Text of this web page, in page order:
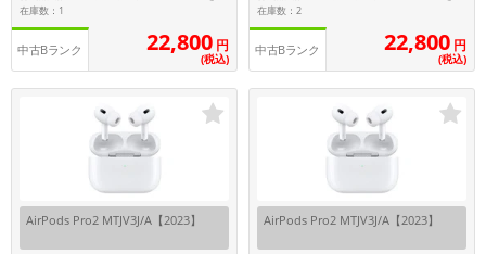
在庫数：1
中古Bランク 22,800 円
(税込)
在庫数：2
中古Bランク 22,800 円
(税込)
AirPods Pro2 MTJV3J/A【2023】 AirPods Pro2 MTJV3J/A【2023】
シリーズ
商品シリーズ名・ブランド名の絞り込み。
製造、販売メーカーの絞り込み
「Apple」「SONY」「SHARP」など
機能・特徴
商品の搭載機能による絞り込み